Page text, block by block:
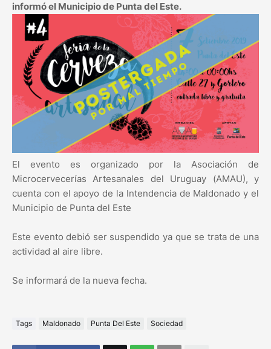
informó el Municipio de Punta del Este.
El evento es organizado por la Asociación de
Microcervecerías Artesanales del Uruguay (AMAU), y
cuenta con el apoyo de la Intendencia de Maldonado y el
Municipio de Punta del Este
Este evento debió ser suspendido ya que se trata de una
actividad al aire libre.
Se informará de la nueva fecha.
Tags Maldonado Punta Del Este Sociedad